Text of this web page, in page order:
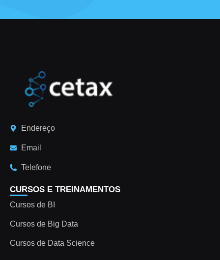
Endereço
Email
Telefone
CURSOS E TREINAMENTOS
Cursos de BI
Cursos de Big Data
Cursos de Data Science